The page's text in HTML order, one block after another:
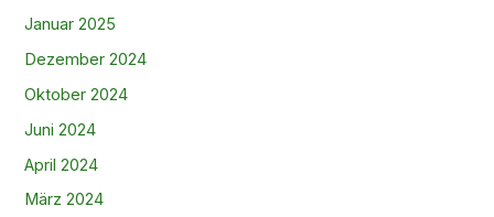
Januar 2025
Dezember 2024
Oktober 2024
Juni 2024
April 2024
März 2024